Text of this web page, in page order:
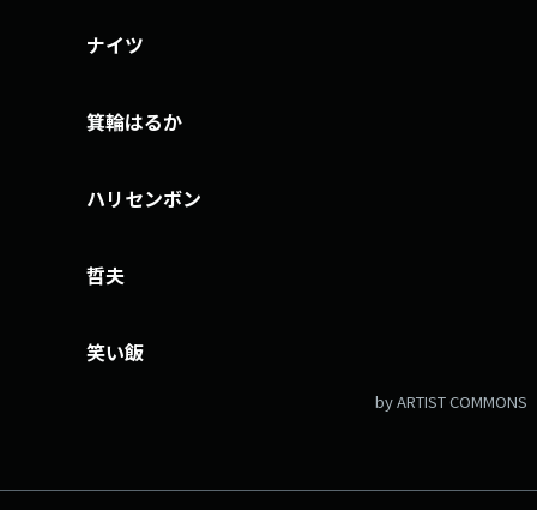
ナイツ
箕輪はるか
ハリセンボン
哲夫
笑い飯
by ARTIST COMMONS